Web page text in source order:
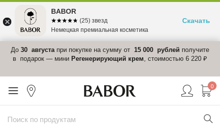
До 30 августапри покупке на сумму от 15 000 рублей получите
в подарок — мини Регенерирующий крем, стоимостью 6 220 ₽
0
BABOR
☆☆☆☆☆
★★★★★ (25) звезд
Немецкая премиальная косметика
Скачать